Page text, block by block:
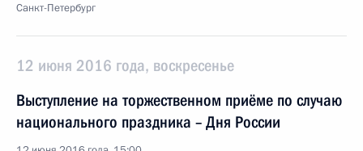
Санкт-Петербург
12 июня 2016 года, воскресенье
Выступление на торжественном приёме по случаю
национального праздника – Дня России